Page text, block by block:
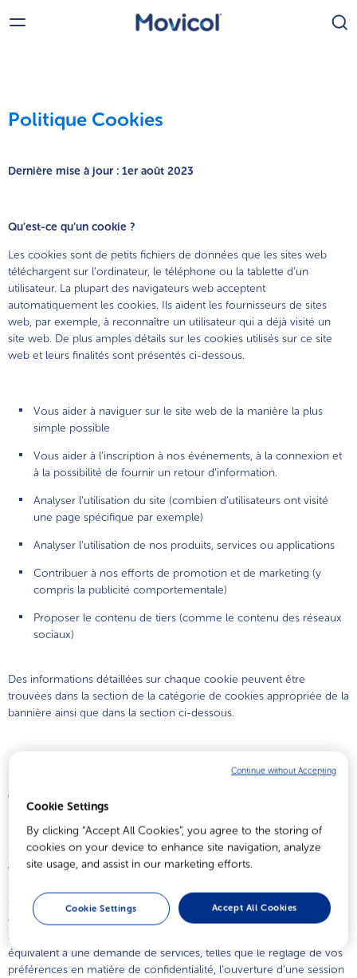
Movicol
Movicol®Chocolat - Médicament
Movicol® Arôme Citron - Médicament
MoviGo®
MoviGo® - Dispositif Médical
Politique Cookies
Dernière mise à jour : 1er août 2023
Qu’est-ce qu’un cookie ?
Les cookies sont de petits fichiers de données que les sites web
téléchargent sur l’ordinateur, le téléphone ou la tablette d’un
utilisateur. La plupart des navigateurs web acceptent
automatiquement les cookies. Ils aident les fournisseurs de sites
web, par exemple, à reconnaître un utilisateur qui a déjà visité un
site web. De plus amples détails sur les cookies utilisés sur ce site
web et leurs finalités sont présentés ci-dessous.
Vous aider à naviguer sur le site web de la manière la plus
simple possible
Vous aider à l’inscription à nos événements, à la connexion et
à la possibilité de fournir un retour d’information.
Analyser l’utilisation du site (combien d’utilisateurs ont visité
une page spécifique par exemple)
Analyser l’utilisation de nos produits, services ou applications
Contribuer à nos efforts de promotion et de marketing (y
compris la publicité comportementale)
Proposer le contenu de tiers (comme le contenu des réseaux
sociaux)
Des informations détaillées sur chaque cookie peuvent être
trouvées dans la section de la catégorie de cookies appropriée de la
bannière ainsi que dans la section ci-dessous.
COOKIES STRICTEMENT NÉCESSAIRES
Les cookies strictement nécessaires contribuent à rendre un site
web utilisable en permettant des fonctions de base telles que la
sont nécessaires au fonctionnement du site web et ne peuvent pas
être désactivés dans nos systèmes. Ils ne sont généralement
installés qu’en réponse à des actions que vous effectuez et qui
équivalent à une demande de services, telles que le réglage de vos
préférences en matière de confidentialité, l’ouverture d’une session
Cookie Settings
By clicking “Accept All Cookies”, you agree to the storing of
cookies on your device to enhance site navigation, analyze
site usage, and assist in our marketing efforts.
Cookie Settings Accept All Cookies
Continue without Accepting